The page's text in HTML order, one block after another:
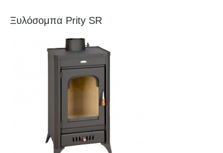
Ξυλόσομπα Prity SR